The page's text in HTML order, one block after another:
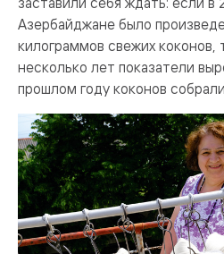
Азербайджане было
килограммов свежих
несколько лет показатели
прошлом году коконов